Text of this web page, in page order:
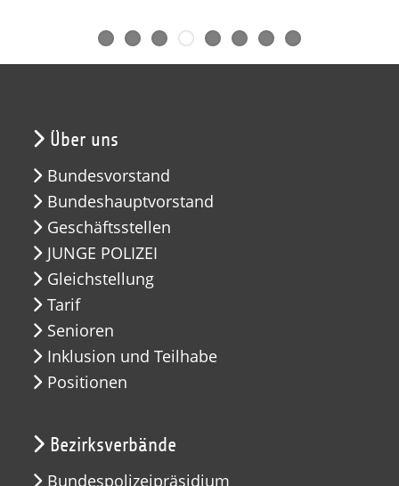
Über uns
Bundesvorstand
Bundeshauptvorstand
Geschäftsstellen
JUNGE POLIZEI
Gleichstellung
Tarif
Senioren
Inklusion und Teilhabe
Positionen
Bezirksverbände
Bundespolizeipräsidium